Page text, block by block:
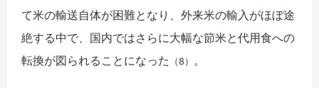
て米の輸送自体が困難となり、外来米の輸入がほぼ途
絶する中で、国内ではさらに大幅な節米と代用食への
転換が図られることになった
（8） 。